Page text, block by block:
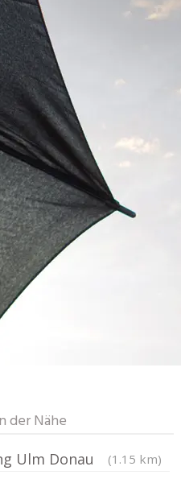
der Nähe
Ulm Donau (1.15 km)